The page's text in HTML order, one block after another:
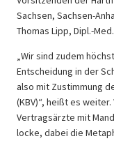
Sachsen, Sachsen-
Thomas Lipp, Dipl.-
„Wir sind zudem
Entscheidung in der
also mit Zustimmung
(KBV)“, heißt es
Vertragsärzte mit
locke, dabei die